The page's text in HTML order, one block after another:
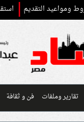
استقبال رسمي
تقارير وملفات فن و ثقافة